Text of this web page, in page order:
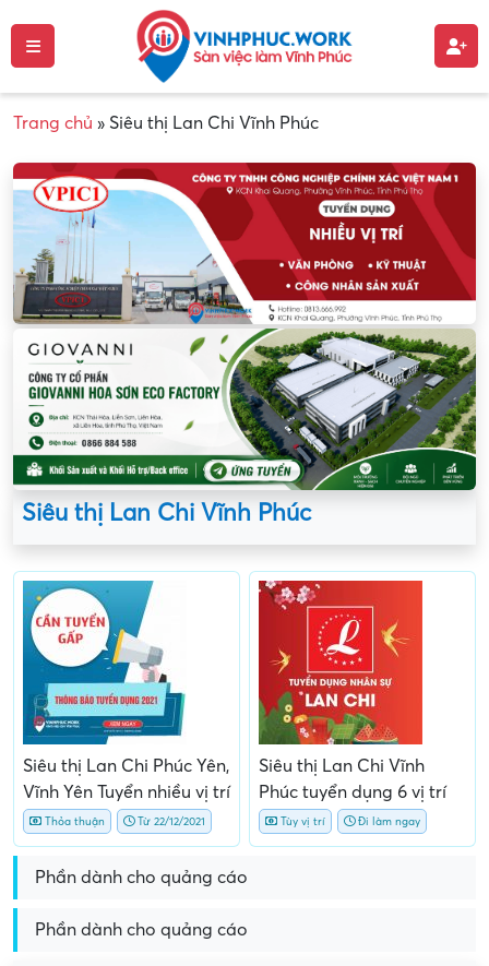
Trang chủ » Siêu thị Lan Chi Vĩnh Phúc
Siêu thị Lan Chi Vĩnh Phúc
Siêu thị Lan Chi Phúc Yên,
Vĩnh Yên Tuyển nhiều vị trí
Thỏa thuận Từ 22/12/2021
Siêu thị Lan Chi Vĩnh
Phúc tuyển dụng 6 vị trí
Tùy vị trí Đi làm ngay
Phần dành cho quảng cáo
Phần dành cho quảng cáo